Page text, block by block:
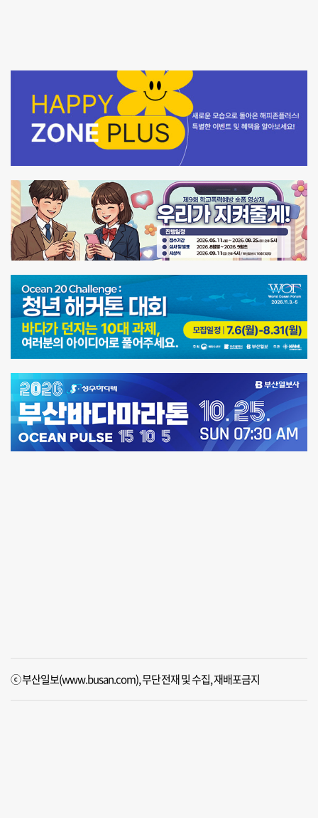
ⓒ 부산일보(www.busan.com), 무단전재 및 수집, 재배포금지